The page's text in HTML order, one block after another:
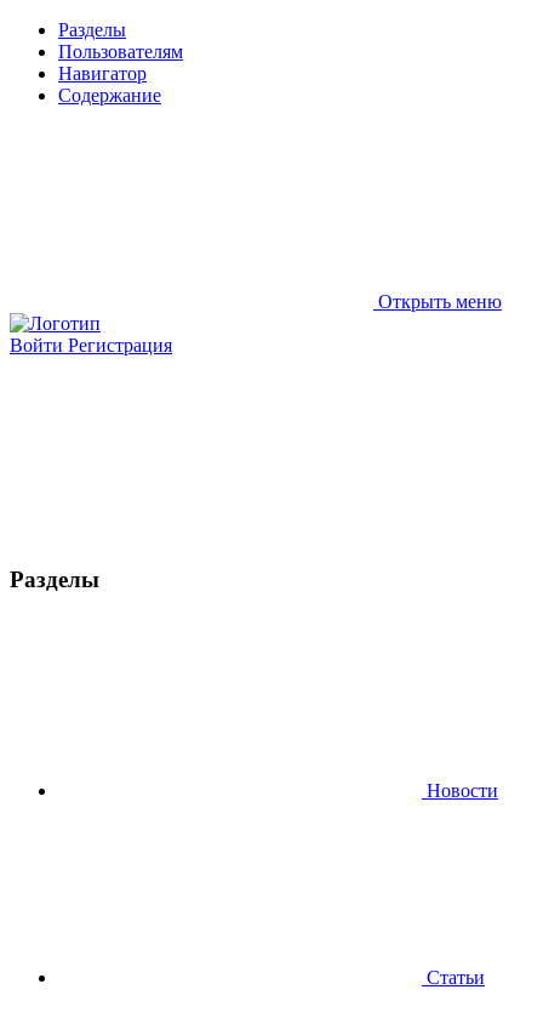
Разделы
Пользователям
Навигатор
Содержание
Открыть меню
Войти Регистрация
Разделы
Новости
Статьи